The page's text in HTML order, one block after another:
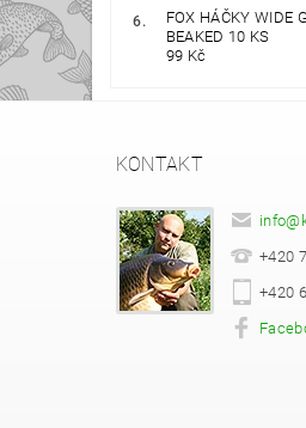
FOX HÁČKY WIDE
BEAKED 10 KS
99 Kč
KONTAKT
info@
+420
+420